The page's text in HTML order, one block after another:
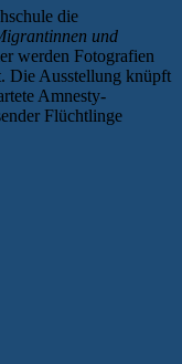
die
und
werden Fotografien
Die Ausstellung knüpft
Amnesty-
Flüchtlinge